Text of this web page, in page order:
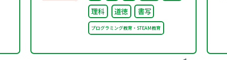
理科
道徳 書写
プログラミング教育・STEAM教育